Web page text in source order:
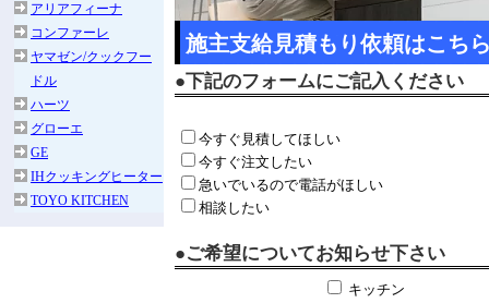
アリアフィーナ
コンファーレ
ヤマゼン/クックフー
ドル
ハーツ
グローエ
GE
IHクッキングヒーター
TOYO KITCHEN
施主支給見積もり依頼はこち
●下記のフォームにご記入ください
今すぐ見積してほしい
今すぐ注文したい
急いでいるので電話がほしい
相談したい
●ご希望についてお知らせ下さい
キッチン